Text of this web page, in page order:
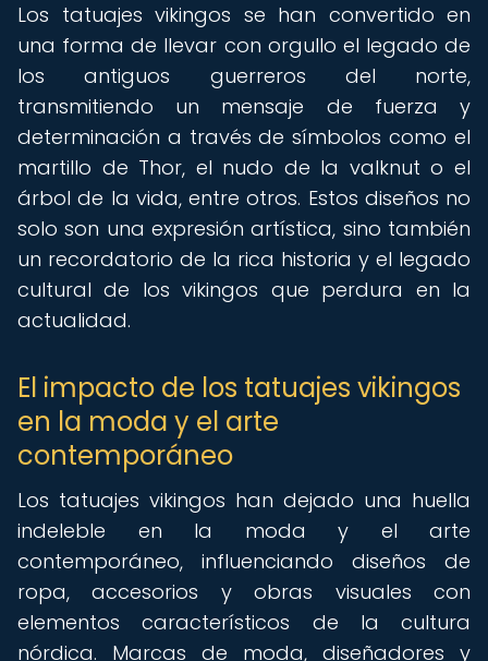
Los tatuajes vikingos se han convertido en
una forma de llevar con orgullo el legado de
los antiguos guerreros del norte,
transmitiendo un mensaje de fuerza y
determinación a través de símbolos como el
martillo de Thor, el nudo de la valknut o el
árbol de la vida, entre otros. Estos diseños no
solo son una expresión artística, sino también
un recordatorio de la rica historia y el legado
cultural de los vikingos que perdura en la
actualidad.
El impacto de los tatuajes vikingos
en la moda y el arte
contemporáneo
Los tatuajes vikingos han dejado una huella
indeleble en la moda y el arte
contemporáneo, influenciando diseños de
ropa, accesorios y obras visuales con
elementos característicos de la cultura
nórdica. Marcas de moda, diseñadores y